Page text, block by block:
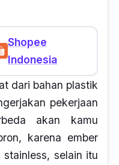
Shopee
Indonesia
dari bahan plastik
pekerjaan
akan kamu
karena ember
selain itu